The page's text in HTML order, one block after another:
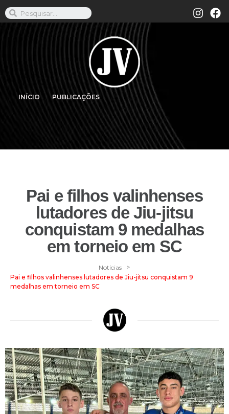
INÍCIO PUBLICAÇÕES
Pai e filhos valinhenses
lutadores de Jiu-jitsu
conquistam 9 medalhas
em torneio em SC
Notícias >
Pai e filhos valinhenses lutadores de Jiu-jitsu conquistam 9
medalhas em torneio em SC